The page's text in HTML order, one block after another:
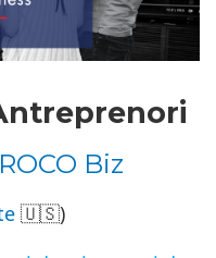
ROCO Biz
🇺🇸)